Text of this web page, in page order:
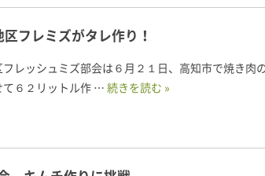
フレミズがタレ作り！
レッシュミズ部会は６月２１日、高知市で焼き肉
て６２リットル作 … 続きを読む »